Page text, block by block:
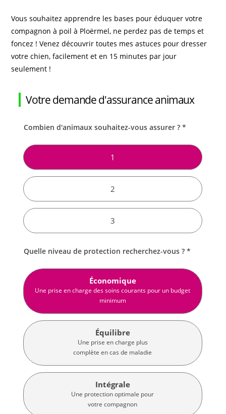
Vous souhaitez apprendre les bases pour éduquer votre
compagnon à poil à Ploërmel, ne perdez pas de temps et
foncez ! Venez découvrir toutes mes astuces pour dresser
votre chien, facilement et en 15 minutes par jour
seulement !